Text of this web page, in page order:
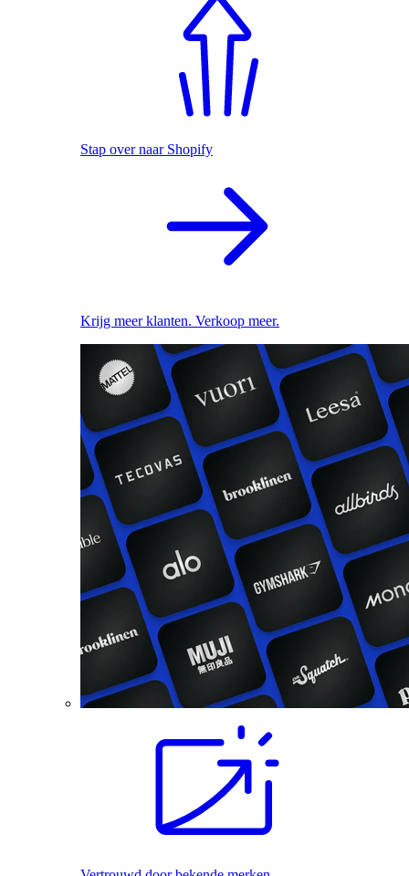
Stap over naar Shopify
Krijg meer klanten. Verkoop meer.